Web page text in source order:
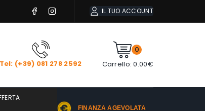
IL TUO ACCOUNT
Tel: (+39) 081 278 2592
0
Carrello: 0.00€
FINANZA AGEVOLATA